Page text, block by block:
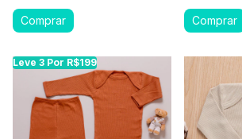
Leve 3 Por R$199